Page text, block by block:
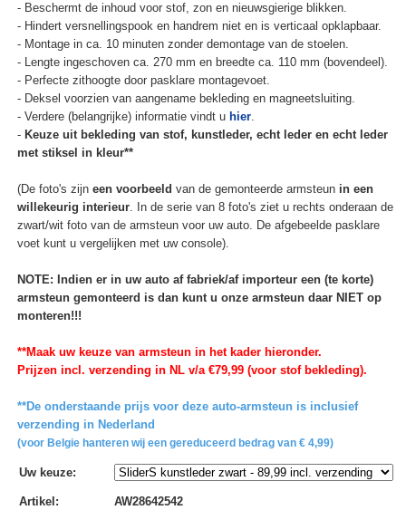
- Beschermt de inhoud voor stof, zon en nieuwsgierige blikken.
- Hindert versnellingspook en handrem niet en is verticaal opklapbaar.
- Montage in ca. 10 minuten zonder demontage van de stoelen.
- Lengte ingeschoven ca. 270 mm en breedte ca. 110 mm (bovendeel).
- Perfecte zithoogte door pasklare montagevoet.
- Deksel voorzien van aangename bekleding en magneetsluiting.
- Verdere (belangrijke) informatie vindt u hier.
- Keuze uit bekleding van stof, kunstleder, echt leder en echt leder
met stiksel in kleur**
(De foto's zijn een voorbeeld van de gemonteerde armsteun in een
willekeurig interieur. In de serie van 8 foto's ziet u rechts onderaan de
zwart/wit foto van de armsteun voor uw auto. De afgebeelde pasklare
voet kunt u vergelijken met uw console).
NOTE: Indien er in uw auto af fabriek/af importeur een (te korte)
armsteun gemonteerd is dan kunt u onze armsteun daar NIET op
monteren!!!
**Maak uw keuze van armsteun in het kader hieronder.
Prijzen incl. verzending in NL v/a €79,99 (voor stof bekleding).
**De onderstaande prijs voor deze auto-armsteun is inclusief
verzending in Nederland
(voor Belgie hanteren wij een gereduceerd bedrag van € 4,99)
Uw keuze:
Artikel : AW28642542